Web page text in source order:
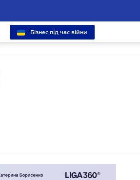
Бізнес під час війни